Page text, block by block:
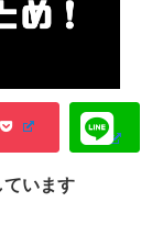
います